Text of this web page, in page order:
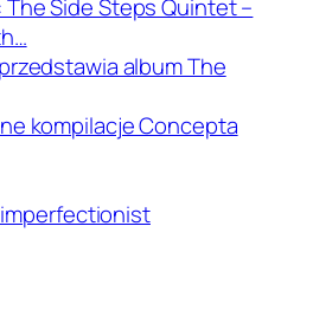
The Side Steps Quintet –
album The
kompilacje Concepta